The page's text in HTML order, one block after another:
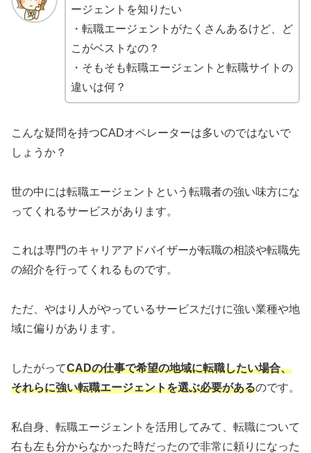
ージェントを知りたい
・転職エージェントがたくさんあるけど、ど
こがベストなの？
・そもそも転職エージェントと転職サイトの
違いは何？
こんな疑問を持つCADオペレーターは多いのではないで
しょうか？
世の中には転職エージェントという転職者の強い味方にな
ってくれるサービスがあります。
これは専門のキャリアアドバイザーが転職の相談や転職先
の紹介を行ってくれるものです。
ただ、やはり人がやっているサービスだけに強い業種や地
域に偏りがあります。
したがってCADの仕事で希望の地域に転職したい場合、
それらに強い転職エージェントを選ぶ必要があるのです。
私自身、転職エージェントを活用してみて、転職について
右も左も分からなかった時だったので非常に頼りになった